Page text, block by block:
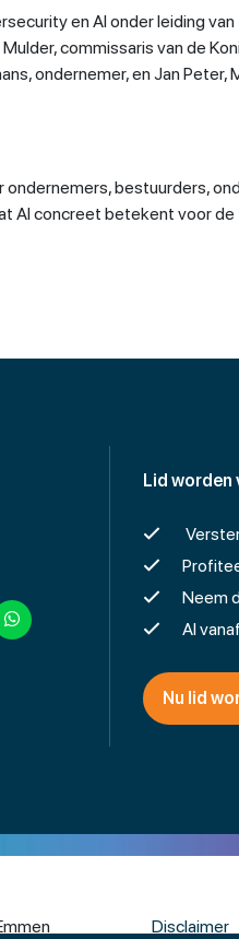
en AI onder leiding van
commissaris van de
ondernemer, en Jan Peter,
bestuurders,
AI concreet betekent voor
Lid worden
Neem
Al
Nu lid
Disclaimer